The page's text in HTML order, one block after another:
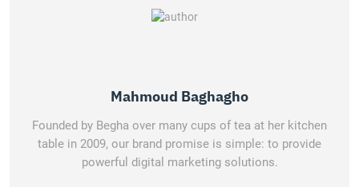
Mahmoud Baghagho
Founded by Begha over many cups of tea at her kitchen
table in 2009, our brand promise is simple: to provide
powerful digital marketing solutions.